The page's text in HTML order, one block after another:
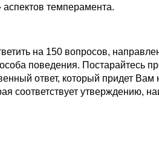
темперамента.
на 150 вопросов,
поведения. Постарайтесь
ответ, который придет Вам
соответствует утверждению,